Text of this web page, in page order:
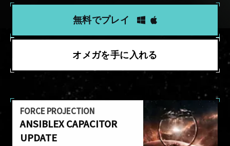
無料でプレイ
オメガを手に入れる
FORCE PROJECTION
ANSIBLEX CAPACITOR
UPDATE